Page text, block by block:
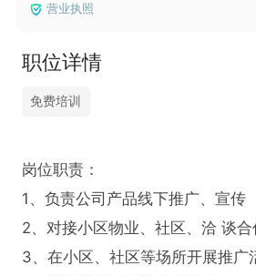
营业执照
职位详情
免费培训
岗位职责：
1、负责公司产品线下推广、宣传
2、对接小区物业、社区、洽 谈合
3、在小区、社区等场所开展推广